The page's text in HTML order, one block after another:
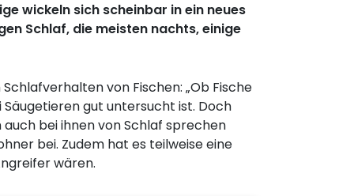
wickeln sich scheinbar in ein neues
Schlaf, die meisten nachts, einige
von Fischen: „Ob Fische
gut untersucht ist. Doch
bei ihnen von Schlaf sprechen
bei. Zudem hat es teilweise eine
wären.